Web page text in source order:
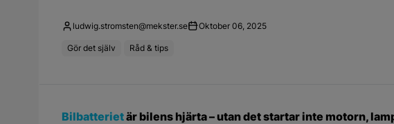
ludwig.stromsten@mekster.se Oktober 06, 2025
Gör det själv Råd & tips
Bilbatterietär bilens hjärta – utan det startar inte motorn,